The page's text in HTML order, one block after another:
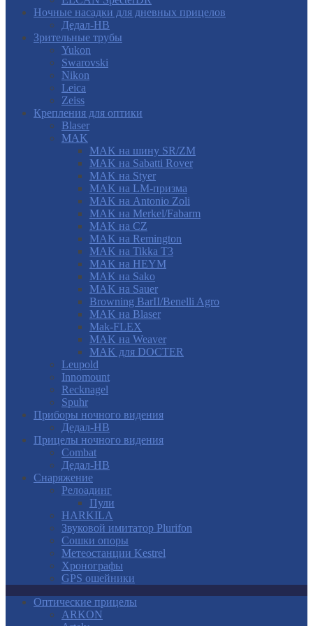
Ночные насадки для дневных прицелов
Дедал-НВ
Зрительные трубы
Yukon
Swarovski
Nikon
Leica
Zeiss
Крепления для оптики
Blaser
MAK
MAK на шину SR/ZM
MAK на Sabatti Rover
MAK на Styer
MAK на LM-призма
MAK на Antonio Zoli
MAK на Merkel/Fabarm
MAK на CZ
MAK на Remington
MAK на Tikka T3
MAK на HEYM
MAK на Sako
MAK на Sauer
Browning BarII/Benelli Agro
MAK на Blaser
Mak-FLEX
MAK на Weaver
MAK для DOCTER
Leupold
Innomount
Recknagel
Spuhr
Приборы ночного видения
Дедал-НВ
Прицелы ночного видения
Combat
Дедал-НВ
Снаряжение
Релоадинг
Пули
HARKILA
Звуковой имитатор Plurifon
Сошки опоры
Метеостанции Kestrel
Хронографы
GPS ошейники
Оптические прицелы
ARKON